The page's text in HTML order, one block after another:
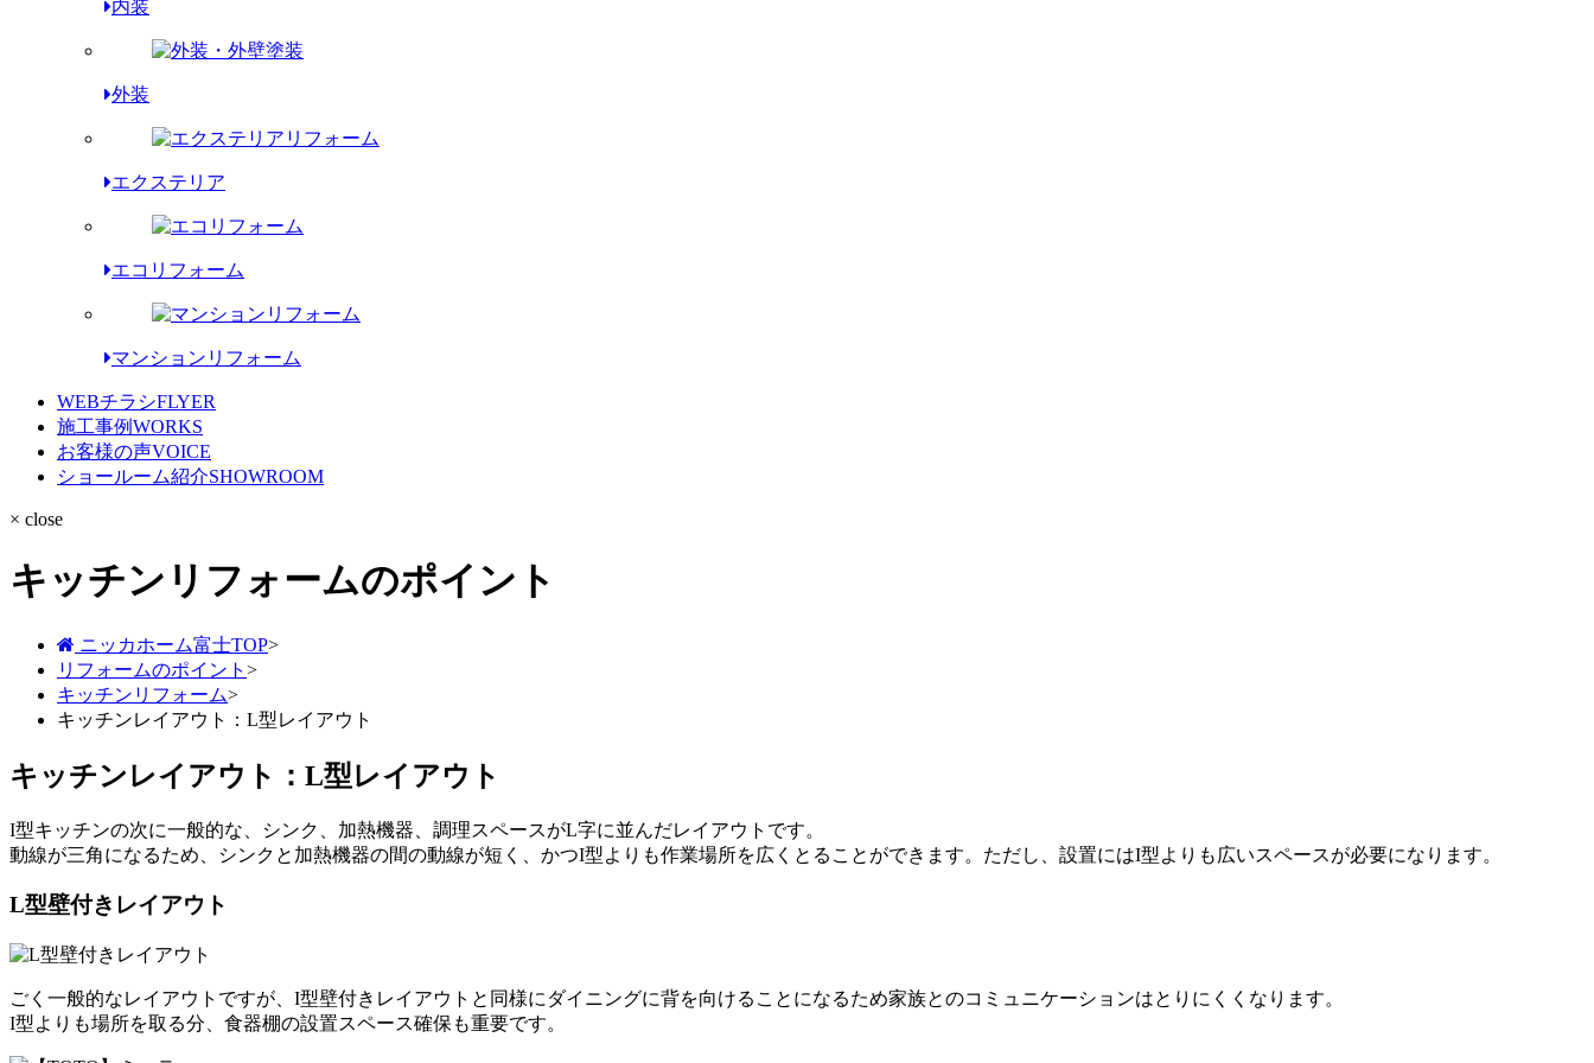
内装
外装
エクステリア
エコリフォーム
マンションリフォーム
WEBチラシFLYER
施工事例WORKS
お客様の声VOICE
ショールーム紹介SHOWROOM
× close
キッチンリフォームのポイント
ニッカホーム富士TOP>
リフォームのポイント >
キッチンリフォーム>
キッチンレイアウト：L型レイアウト
キッチンレイアウト：L型レイアウト
I型キッチンの次に一般的な、シンク、加熱機器、調理スペースがL字に並んだレイアウトです。
動線が三角になるため、シンクと加熱機器の間の動線が短く、かつI型よりも作業場所を広くとることができます。ただし、設置にはI型よりも広いスペースが必要になります。
L型壁付きレイアウト
ごく一般的なレイアウトですが、I型壁付きレイアウトと同様にダイニングに背を向けることになるため家族とのコミュニケーションはとりにくくなります。
I型よりも場所を取る分、食器棚の設置スペース確保も重要です。